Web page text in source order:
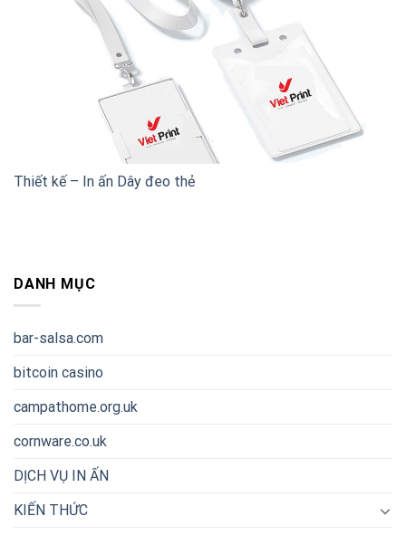
Thiết kế – In ấn Dây đeo thẻ
DANH MỤC
bar-salsa.com
bitcoin casino
campathome.org.uk
cornware.co.uk
DỊCH VỤ IN ẤN
KIẾN THỨC